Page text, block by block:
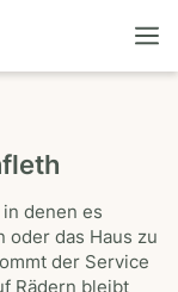
denen es
das Haus zu
der Service
Rädern bleibt